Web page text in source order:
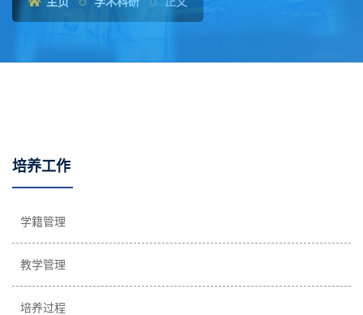
培养工作
学籍管理
教学管理
培养过程